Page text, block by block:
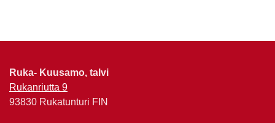
Ruka- Kuusamo, talvi
Rukanriutta 9
93830 Rukatunturi FIN